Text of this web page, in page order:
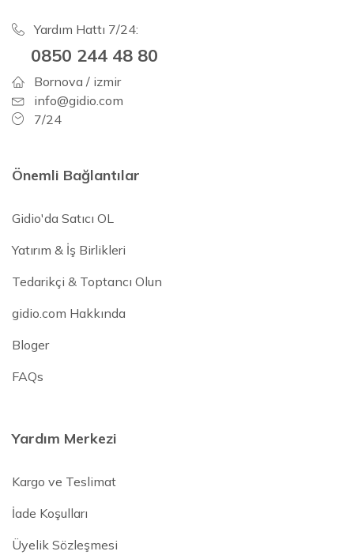
Yardım Hattı 7/24:
0850 244 48 80
Bornova / izmir
info@gidio.com
7/24
Önemli Bağlantılar
Gidio'da Satıcı OL
Yatırım & İş Birlikleri
Tedarikçi & Toptancı Olun
gidio.com Hakkında
Bloger
FAQs
Yardım Merkezi
Kargo ve Teslimat
İade Koşulları
Üyelik Sözleşmesi